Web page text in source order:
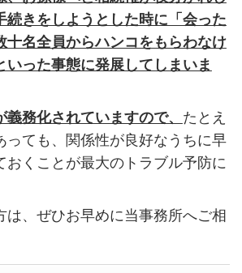
続きをしようとした時に「会った
十名全員からハンコをもらわなけ
いった事態に発展してしまいま
義務化されていますので、 たとえ
っても、関係性が良好なうちに早
おくことが最大のトラブル予防に
は、ぜひお早めに当事務所へご相